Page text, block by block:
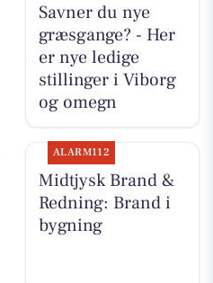
Savner du nye
græsgange? - Her
er nye ledige
stillinger i Viborg
og omegn
ALARM112
Midtjysk Brand &
Redning: Brand i
bygning